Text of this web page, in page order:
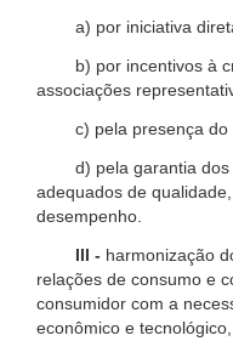
a) por iniciativa
b) por incentivos à
associações
c) pela presença do
d) pela garantia dos
adequados de
desempenho.
III - harmonização
relações de consumo e
consumidor com a
econômico e